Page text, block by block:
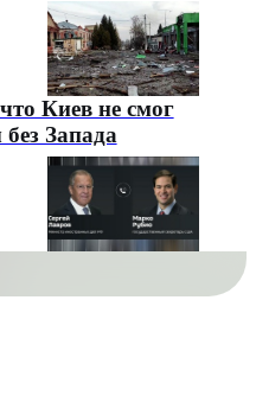
Киев не смог
Запада